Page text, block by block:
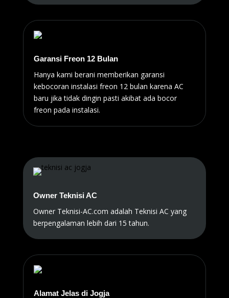
Garansi Freon 12 Bulan
Hanya kami berani memberikan garansi
kebocoran instalasi freon 12 bulan karena AC
baru jika tidak dingin pasti akibat ada bocor
freon pada instalasi.
Owner Teknisi AC
Owner Teknisi-AC.com adalah Teknisi AC yang
berpengalaman lebih dari 15 tahun.
Alamat Jelas di Jogja